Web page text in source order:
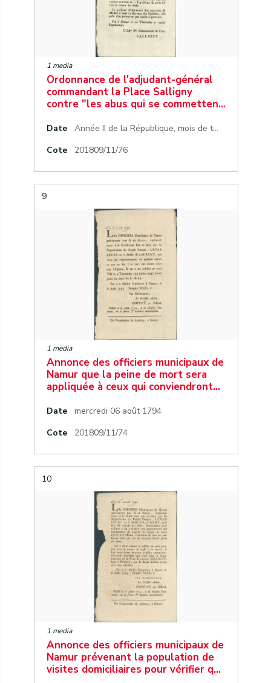
1 media
Ordonnance de l'adjudant-général
commandant la Place Salligny
contre "les abus qui se commetten…
Date
Année II de la République, mois de thermidor, jour 20 (calendrier républicain)
Cote
201809/11/76
9
1 media
Annonce des officiers municipaux de
Namur que la peine de mort sera
appliquée à ceux qui conviendront…
Date
mercredi 06 août 1794
Cote
201809/11/74
10
1 media
Annonce des officiers municipaux de
Namur prévenant la population de
visites domiciliaires pour vérifier q…